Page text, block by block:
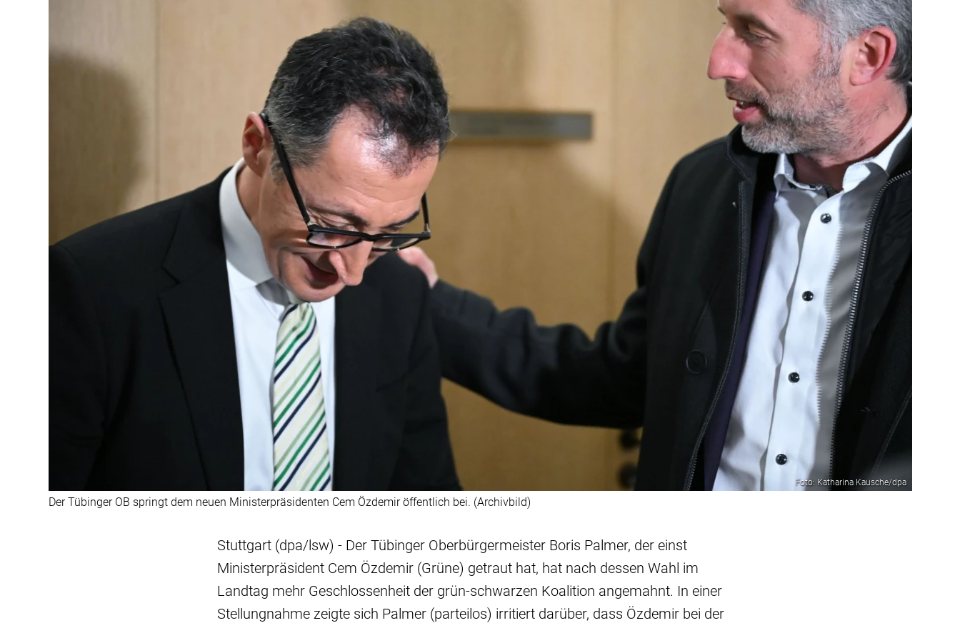
Foto: Katharina Kausche/dpa
Der Tübinger OB springt dem neuen Ministerpräsidenten Cem Özdemir öffentlich bei. (Archivbild)
Stuttgart (dpa/lsw) - Der Tübinger Oberbürgermeister Boris Palmer, der einst
Ministerpräsident Cem Özdemir (Grüne) getraut hat, hat nach dessen Wahl im
Landtag mehr Geschlossenheit der grün-schwarzen Koalition angemahnt. In einer
Stellungnahme zeigte sich Palmer (parteilos) irritiert darüber, dass Özdemir bei der